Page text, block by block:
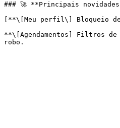
### 🚀 **Principais
[**\[Meu perfil\] Bloqueio de
**\[Agendamentos] Filtros de